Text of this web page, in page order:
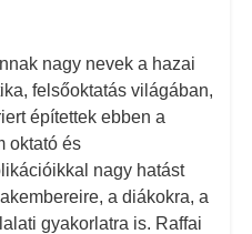
nagy nevek a hazai
felsőoktatás világában,
építettek ebben a
oktató és
nagy hatást
a diákokra, a
gyakorlatra is. Raffai